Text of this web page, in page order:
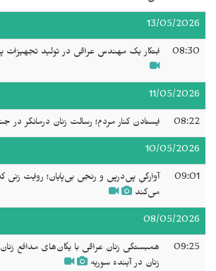
13/05/2026
08:30 ابتکار یک مهندس عراقی در تولید تجهیزات
11/05/2026
08:22 ایستادن کنار مردم؛ رسالت زنان درمانگر در
10/05/2026
09:01
آوارگیِ پی‌درپی و رنجی بی‌پایان؛ روایت زنی
می‌کند
08/05/2026
09:25
همبستگی زنان عراقی با یگان‌های مدافع زنان
زنان در آینده سوریه